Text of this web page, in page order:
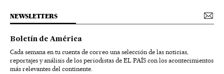
NEWSLETTERS
Boletín de América
Cada semana en tu cuenta de correo una selección de las noticias,
reportajes y análisis de los periodistas de EL PAÍS con los acontecimientos
más relevantes del continente.